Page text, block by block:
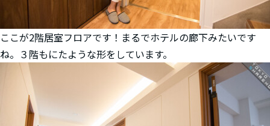
ここが2階居室フロアです！まるでホテルの廊下みたいです
ね。３階もにたような形をしています。